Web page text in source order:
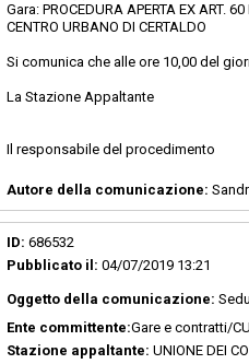
Gara: PROCEDURA APERTA EX ART.
CENTRO URBANO DI CERTALDO
Si comunica che alle ore 10,00 del
La Stazione Appaltante
Il responsabile del procedimento
Autore della comunicazione:
ID: 686532
Pubblicato il: 04/07/2019 13:21
Oggetto della comunicazione:
Ente committente:Gare e contratti/
Stazione appaltante: UNIONE DEI